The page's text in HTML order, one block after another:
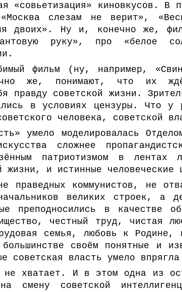
«совьетизация» киновкусов. В
слезам не верит»,
двоих». Ну и, конечно же,
руку», про «белое
фильм (ну, например,
же, понимают, что их
правду советской жизни.
в условиях цензуры. Что у
человека, советской
умело моделировалась
сложнее
патриотизмом в лентах
жизни, и истинные человеческие
праведных коммунистов, не
великих строек, а
преподносились в качестве
честный труд, чистая
семья, любовь к Родине,
своём понятные и
советская власть умело
не хватает. И в этом одна из
смену советской